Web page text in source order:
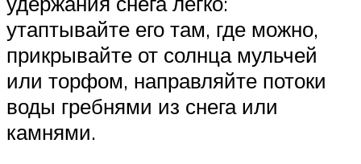
утаптывайте его там, где можно,
прикрывайте от солнца мульчей
или торфом, направляйте потоки
воды гребнями из снега или
камнями.